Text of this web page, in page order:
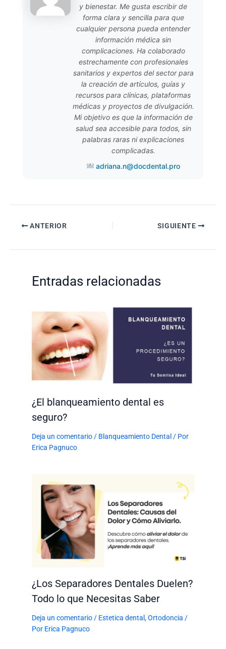
y bienestar. Me gusta escribir de
forma clara y sencilla para que
cualquier persona pueda entender
información médica sin
complicaciones. Ha colaborado
estrechamente con profesionales
sanitarios y expertos del sector para
la creación de artículos, guías y
recursos para clínicas, plataformas
médicas y proyectos de divulgación.
Mi objetivo es que la información de
salud sea accesible para todos, sin
palabras raras ni explicaciones
complicadas.
adriana.n@docdental.pro
Navegación
entradas
ANTERIOR SIGUIENTE
Entradas relacionadas
¿El blanqueamiento dental es
seguro?
Deja un comentario / Blanqueamiento Dental / Por
Erica Pagnuco
¿Los Separadores Dentales Duelen?
Todo lo que Necesitas Saber
Deja un comentario / Estetica dental ,Ortodoncia /
Por Erica Pagnuco